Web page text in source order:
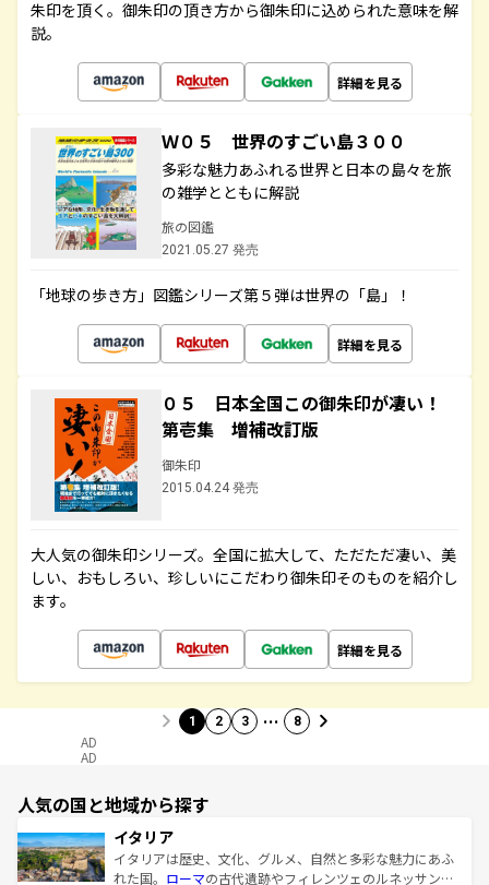
朱印を頂く。御朱印の頂き方から御朱印に込められた意味を解
説。
詳細を見る
Ｗ０５ 世界のすごい島３００
多彩な魅力あふれる世界と日本の島々を旅
の雑学とともに解説
旅の図鑑
2021.05.27 発売
「地球の歩き方」図鑑シリーズ第５弾は世界の「島」！
詳細を見る
０５ 日本全国この御朱印が凄い！
第壱集 増補改訂版
御朱印
2015.04.24 発売
大人気の御朱印シリーズ。全国に拡大して、ただただ凄い、美
しい、おもしろい、珍しいにこだわり御朱印そのものを紹介し
ます。
詳細を見る
1 2 3 … 8
AD
AD
人気の国と地域から探す
イタリア
イタリアは歴史、文化、グルメ、自然と多彩な魅力にあふ
れた国。 ローマの古代遺跡やフィレンツェのルネッサンス